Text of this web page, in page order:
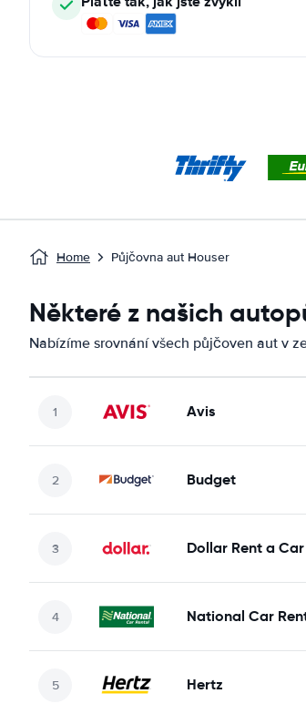
Home Půjčovna aut Houser
Některé z našich
Nabízíme srovnání všech půjčoven aut v
Avis
Budget
Dollar Rent a Car
National Car
Hertz